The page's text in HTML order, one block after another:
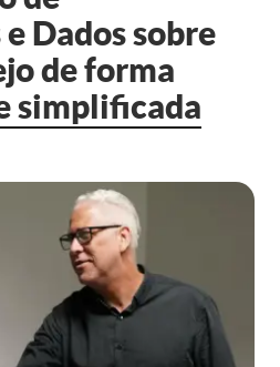
Dados sobre
de forma
simplificada